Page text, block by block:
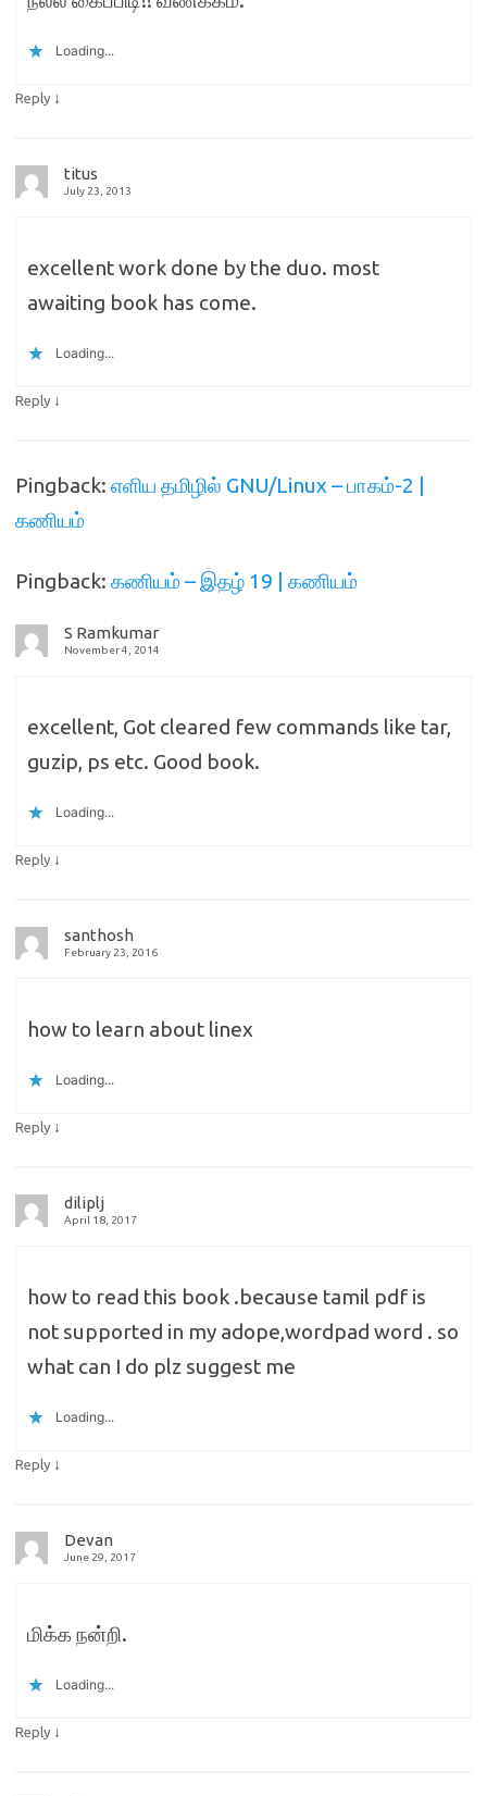
Loading...
Reply ↓
titus
July 23, 2013
excellent work done by the duo. most
awaiting book has come.
Loading...
Reply ↓
Pingback: எளிய தமிழில் GNU/Linux – பாகம்-2 |
கணியம்
Pingback: கணியம் – இதழ் 19 | கணியம்
S Ramkumar
November 4, 2014
excellent, Got cleared few commands like tar,
guzip, ps etc. Good book.
Loading...
Reply ↓
santhosh
February 23, 2016
how to learn about linex
Loading...
Reply ↓
diliplj
April 18, 2017
how to read this book .because tamil pdf is
not supported in my adope,wordpad word . so
what can I do plz suggest me
Loading...
Reply ↓
Devan
June 29, 2017
மிக்க நன்றி.
Loading...
Reply ↓